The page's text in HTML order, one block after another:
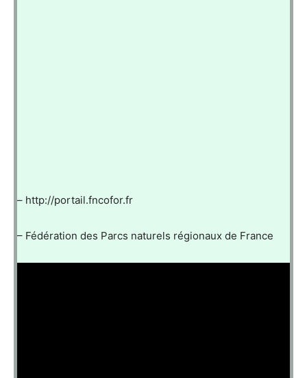
– http://portail.fncofor.fr
– Fédération des Parcs naturels régionaux de France